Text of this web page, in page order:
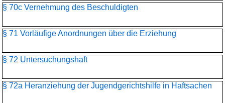
§ 70c Vernehmung des Beschuldigten
§ 71 Vorläufige Anordnungen über die Erziehung
§ 72 Untersuchungshaft
§ 72a Heranziehung der Jugendgerichtshilfe in Haftsachen